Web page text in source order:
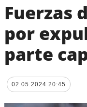
Fuerzas
por
parte
02.05.2024 20:45